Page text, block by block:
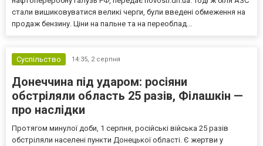
стали вишиковуватися великі черги, були введені обмеження на
продаж бензину. Ціни на пальне та на переоблад...
Суспільство 14:35, 2 серпня
Донеччина під ударом: росіяни
обстріляли область 25 разів, Філашкін —
про наслідки
Протягом минулої доби, 1 серпня, російські війська 25 разів
обстріляли населені пункти Донецької області. Є жертви у